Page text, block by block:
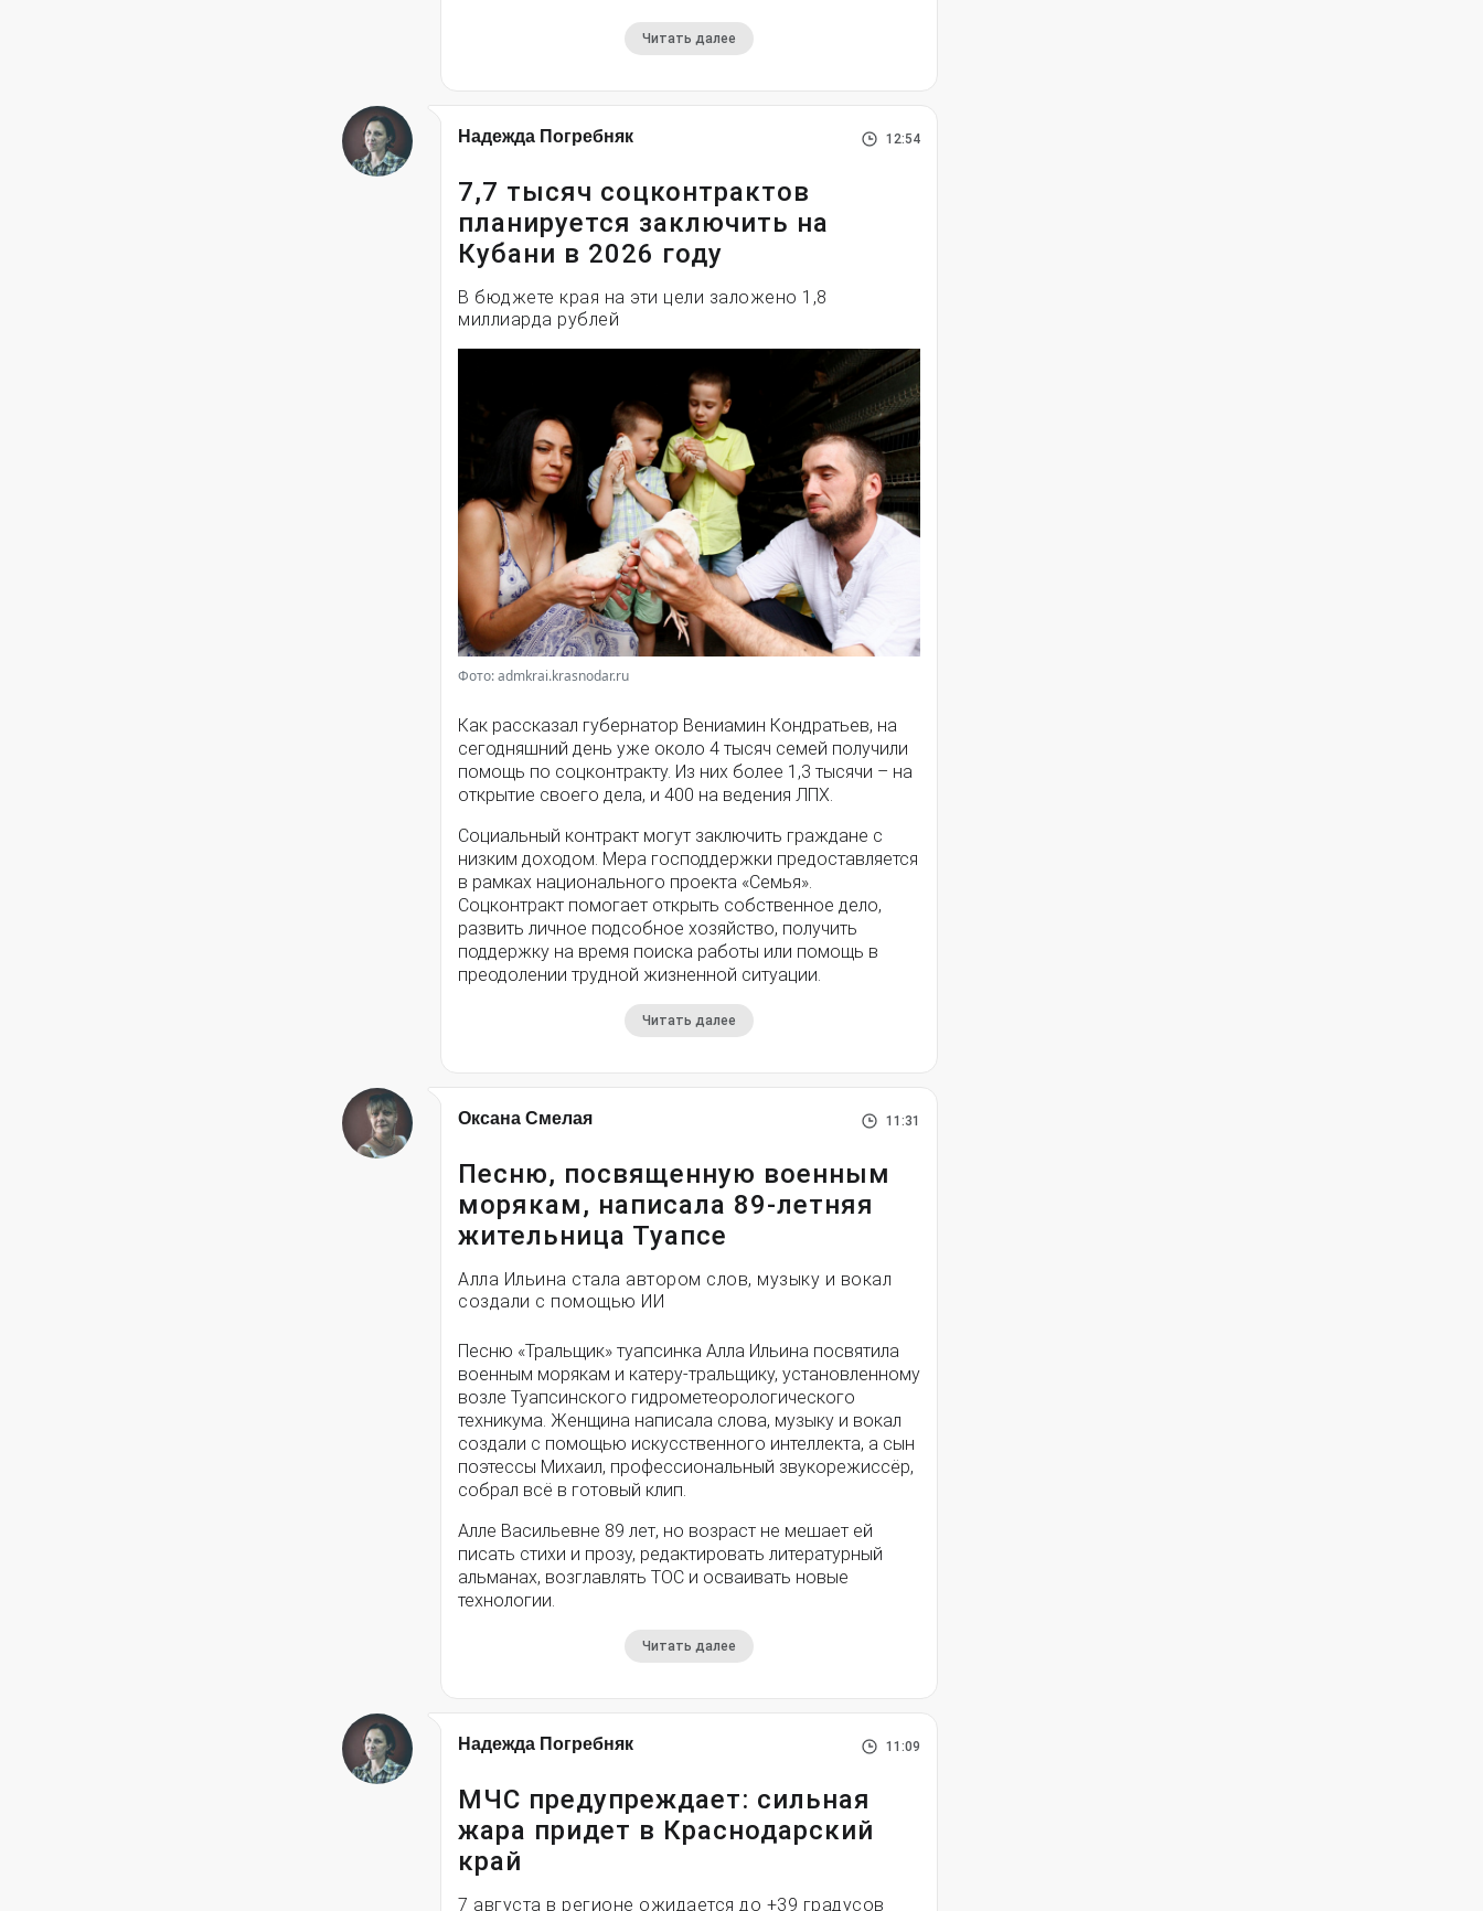
Читать далее
Надежда Погребняк 12:54
7,7 тысяч соцконтрактов
планируется заключить на
Кубани в 2026 году
В бюджете края на эти цели заложено 1,8
миллиарда рублей
Фото: admkrai.krasnodar.ru
Как рассказал губернатор Вениамин Кондратьев, на
сегодняшний день уже около 4 тысяч семей получили
помощь по соцконтракту. Из них более 1,3 тысячи – на
открытие своего дела, и 400 на ведения ЛПХ.
Социальный контракт могут заключить граждане с
низким доходом. Мера господдержки предоставляется
в рамках национального проекта «Семья».
Соцконтракт помогает открыть собственное дело,
развить личное подсобное хозяйство, получить
поддержку на время поиска работы или помощь в
преодолении трудной жизненной ситуации.
Читать далее
Оксана Смелая 11:31
Песню, посвященную военным
морякам, написала 89-летняя
жительница Туапсе
Алла Ильина стала автором слов, музыку и вокал
создали с помощью ИИ
Песню «Тральщик» туапсинка Алла Ильина посвятила
военным морякам и катеру-тральщику, установленному
возле Туапсинского гидрометеорологического
техникума. Женщина написала слова, музыку и вокал
создали с помощью искусственного интеллекта, а сын
поэтессы Михаил, профессиональный звукорежиссёр,
собрал всё в готовый клип.
Алле Васильевне 89 лет, но возраст не мешает ей
писать стихи и прозу, редактировать литературный
альманах, возглавлять ТОС и осваивать новые
технологии.
Читать далее
Надежда Погребняк 11:09
МЧС предупреждает: сильная
жара придет в Краснодарский
край
7 августа в регионе ожидается до +39 градусов